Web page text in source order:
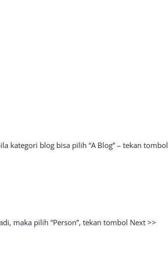
kategori blog bisa pilih “A Blog” – tekan tombol
maka pilih “Person”, tekan tombol Next >>